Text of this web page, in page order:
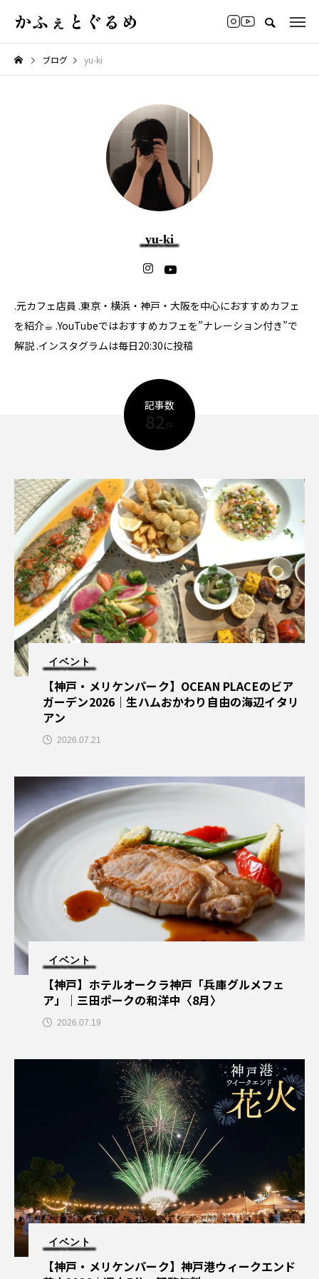
かふぇとぐるめ
ブログ yu-ki
yu-ki
.元カフェ店員 .東京・横浜・神戸・大阪を中心におすすめカフェ
を紹介☕︎ .YouTubeではおすすめカフェを”ナレーション付き”で
解説 .インスタグラムは毎日20:30に投稿
記事数
82件
イベント
【神戸・メリケンパーク】OCEAN PLACEのビア
ガーデン2026｜生ハムおかわり自由の海辺イタリ
アン
2026.07.21
イベント
【神戸】ホテルオークラ神戸「兵庫グルメフェ
ア」｜三田ポークの和洋中〈8月〉
2026.07.19
イベント
【神戸・メリケンパーク】神戸港ウィークエンド